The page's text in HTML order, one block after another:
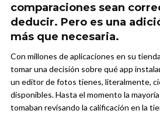
comparaciones sean
deducir. Pero es una
más que necesaria.
Con millones de aplicaciones en su
tomar una decisión sobre qué app
un editor de fotos tienes, literalmente,
disponibles. Hasta el momento la
tomaban revisando la calificación en la